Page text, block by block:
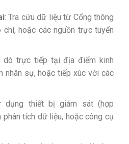
: Tra cứu dữ liệu từ Cổng thông
chí, hoặc các nguồn trực tuyến
dò trực tiếp tại địa điểm kinh
nhân sự, hoặc tiếp xúc với các
dụng thiết bị giám sát (hợp
phân tích dữ liệu, hoặc công cụ